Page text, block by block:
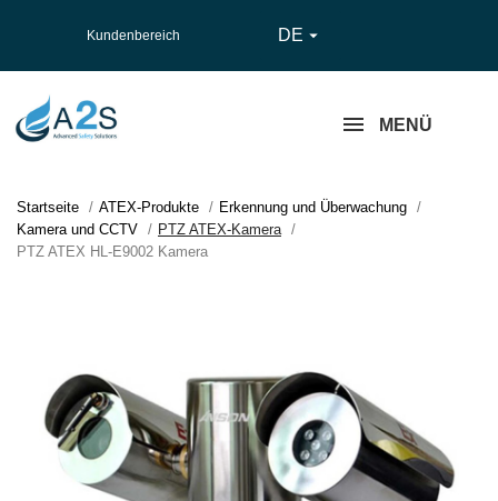
Kundenbereich DE 
MENÜ
Startseite ATEX-Produkte
Erkennung und Überwachung
Kamera und CCTV
PTZ ATEX-Kamera
PTZ ATEX HL-E9002 Kamera